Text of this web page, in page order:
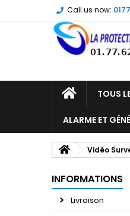
Call us now:
TOUS
ALARME ET
Vidéo
INFORMATIONS
Livraison